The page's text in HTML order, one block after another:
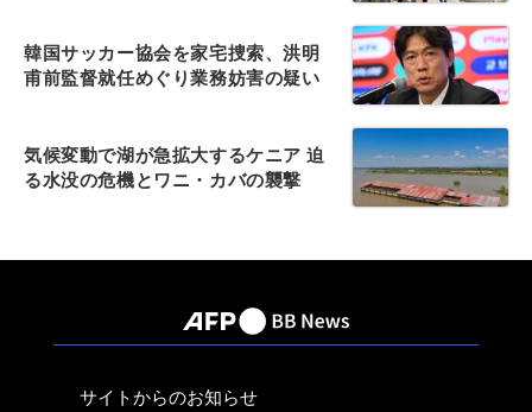
韓国サッカー協会を家宅捜索、洪明
甫前監督就任めぐり業務妨害の疑い
気候変動で湖が急拡大するケニア 迫
る水没の危機とワニ・カバの襲撃
サイトからのお知らせ